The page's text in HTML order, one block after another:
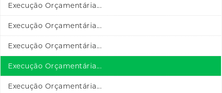
Execução Orçamentária...
Execução Orçamentária...
Execução Orçamentária...
Execução Orçamentária...
Execução Orçamentária...